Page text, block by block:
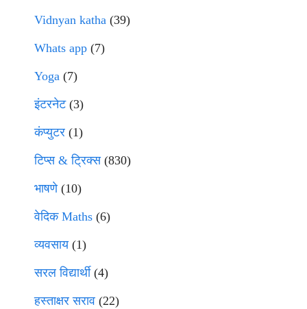
Vidnyan katha (39)
Whats app (7)
Yoga (7)
इंटरनेट(3)
कंप्युटर (1)
टिप्स & ट्रिक्स(830)
भाषणे(10)
वेदिक Maths (6)
व्यवसाय(1)
सरल विद्यार्थी(4)
हस्ताक्षर सराव (22)